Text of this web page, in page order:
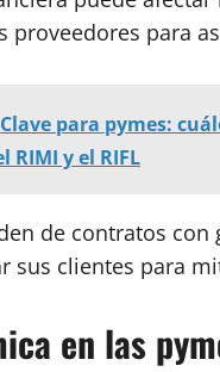
proveedores para
Clave para pymes:
RIMI y el RIFL
de contratos
sus clientes para
en las